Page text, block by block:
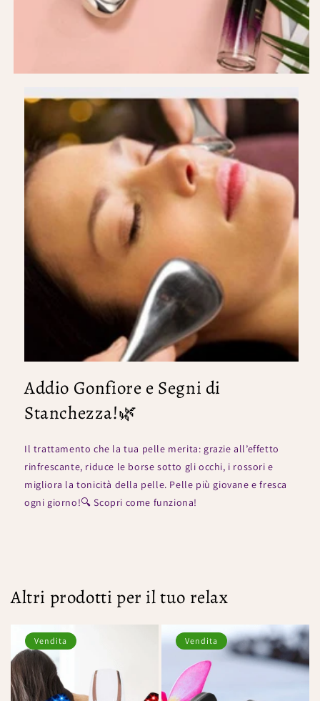
Addio Gonfiore e Segni di
Stanchezza!🌿
Il trattamento che la tua pelle merita: grazie all’effetto
rinfrescante, riduce le borse sotto gli occhi, i rossori e
migliora la tonicità della pelle. Pelle più giovane e fresca
ogni giorno!🔍 Scopri come funziona!
Altri prodotti per il tuo relax
Vendita Vendita